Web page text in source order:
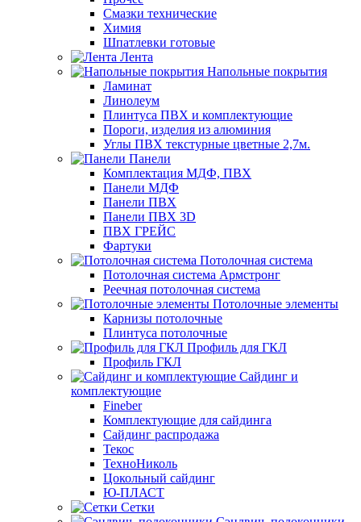
Смазки технические
Химия
Шпатлевки готовые
Лента
Напольные покрытия
Ламинат
Линолеум
Плинтуса ПВХ и комплектующие
Пороги, изделия из алюминия
Углы ПВХ текстурные цветные 2,7м.
Панели
Комплектация МДФ, ПВХ
Панели МДФ
Панели ПВХ
Панели ПВХ 3D
ПВХ ГРЕЙС
Фартуки
Потолочная система
Потолочная система Армстронг
Реечная потолочная система
Потолочные элементы
Карнизы потолочные
Плинтуса потолочные
Профиль для ГКЛ
Профиль ГКЛ
Сайдинг и
комплектующие
Fineber
Комплектующие для сайдинга
Сайдинг распродажа
Текос
ТехноНиколь
Цокольный сайдинг
Ю-ПЛАСТ
Сетки